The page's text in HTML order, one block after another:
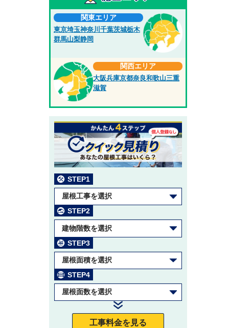
関東エリア
東京埼玉神奈川 千葉茨城栃木
群馬山梨静岡
関西エリア
大阪兵庫京都奈良和歌山三重
滋賀
STEP1
屋根工事を選択
STEP2
建物階数を選択
STEP3
屋根面積を選択
STEP4
屋根面数を選択
工事料金を見る